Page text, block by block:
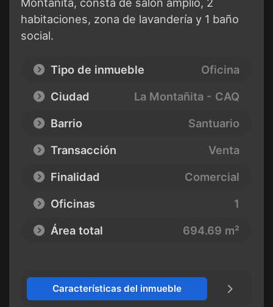
habitaciones, zona de lavandería y 1 baño
social.
Tipo de inmueble
Oficina
Ciudad
La Montañita - CAQ
Barrio
Santuario
Transacción
Venta
Finalidad
Comercial
Oficinas
1
Área total
694.69 m²
Características del inmueble